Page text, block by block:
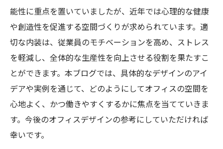
能性に重点を置いていましたが、近年では心理的な健康
や創造性を促進する空間づくりが求められています。適
切な内装は、従業員のモチベーションを高め、ストレス
を軽減し、全体的な生産性を向上させる役割を果たすこ
とができます。本ブログでは、具体的なデザインのアイ
デアや実例を通じて、どのようにしてオフィスの空間を
心地よく、かつ働きやすくするかに焦点を当てていきま
す。今後のオフィスデザインの参考にしていただければ
幸いです。